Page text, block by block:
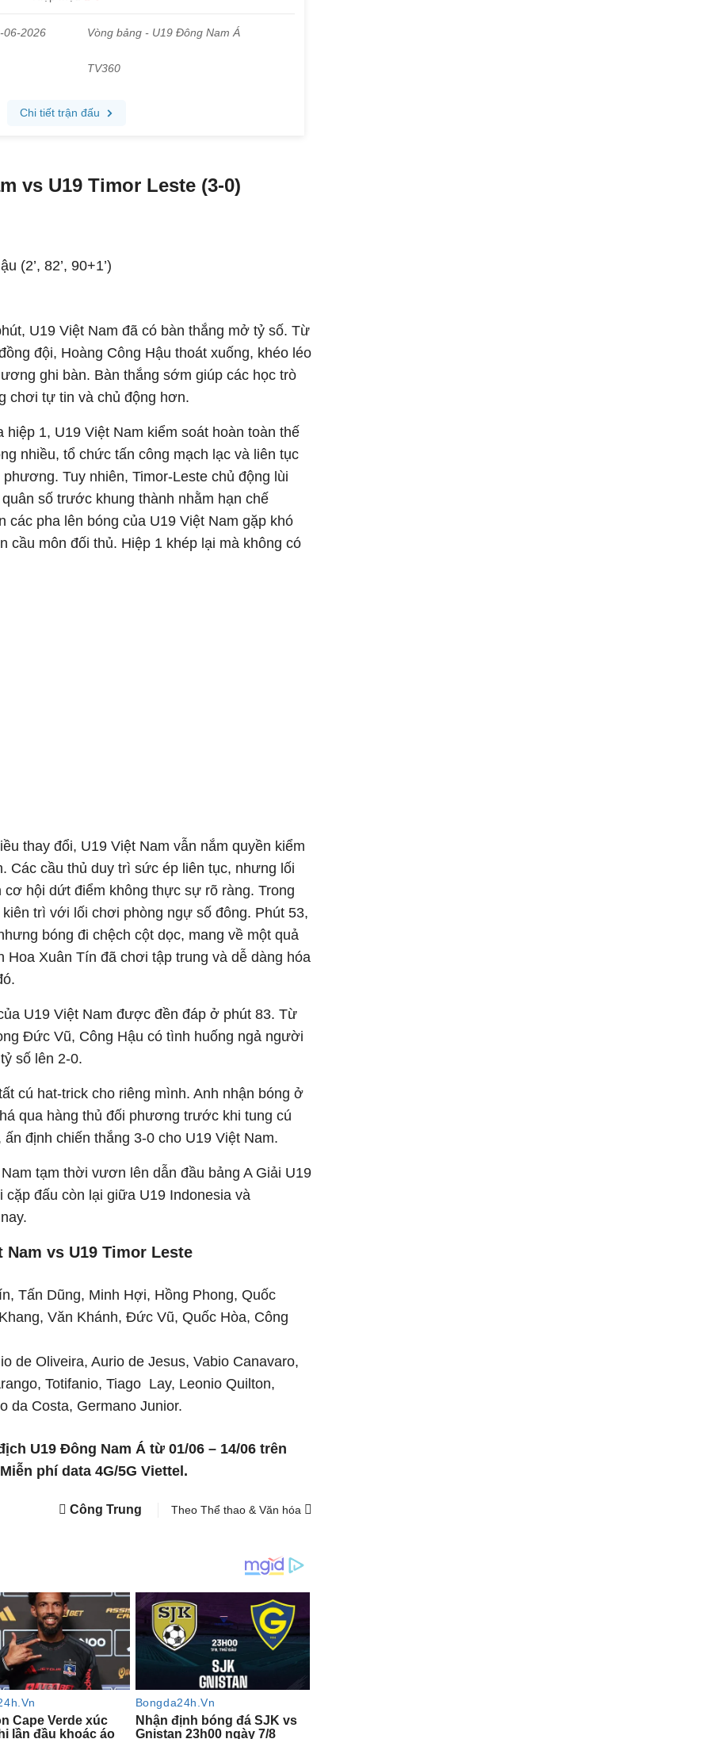
vs U19 Timor Leste (3-0)
(2’, 82’, 90+1’)
U19 Việt Nam đã có bàn thắng mở tỷ số. Từ
đội, Hoàng Công Hậu thoát xuống, khéo léo
ghi bàn. Bàn thắng sớm giúp các học trò
chơi tự tin và chủ động hơn.
1, U19 Việt Nam kiểm soát hoàn toàn thế
nhiều, tổ chức tấn công mạch lạc và liên tục
Tuy nhiên, Timor-Leste chủ động lùi
số trước khung thành nhằm hạn chế
các pha lên bóng của U19 Việt Nam gặp khó
cầu môn đối thủ. Hiệp 1 khép lại mà không có
thay đổi, U19 Việt Nam vẫn nắm quyền kiểm
Các cầu thủ duy trì sức ép liên tục, nhưng lối
hội dứt điểm không thực sự rõ ràng. Trong
trì với lối chơi phòng ngự số đông. Phút 53,
bóng đi chệch cột dọc, mang về một quả
Hoa Xuân Tín đã chơi tập trung và dễ dàng hóa
U19 Việt Nam được đền đáp ở phút 83. Từ
Đức Vũ, Công Hậu có tình huống ngả người
số lên 2-0.
cú hat-trick cho riêng mình. Anh nhận bóng ở
qua hàng thủ đối phương trước khi tung cú
định chiến thắng 3-0 cho U19 Việt Nam.
tạm thời vươn lên dẫn đầu bảng A Giải U19
đấu còn lại giữa U19 Indonesia và
vs U19 Timor Leste
Tấn Dũng, Minh Hợi, Hồng Phong, Quốc
Văn Khánh, Đức Vũ, Quốc Hòa, Công
de Oliveira, Aurio de Jesus, Vabio Canavaro,
Totifanio, Tiago Lay, Leonio Quilton,
da Costa, Germano Junior.
U19 Đông Nam Á từ 01/06 – 14/06 trên
phí data 4G/5G Viettel.
Công Trung Theo Thể thao & Văn hóa